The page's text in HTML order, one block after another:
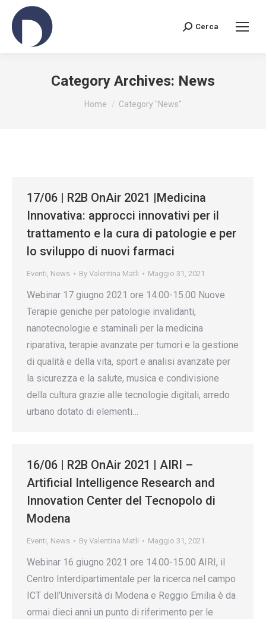
Search:
Cerca
Category Archives: News
You are here:
Home Category "News"
17/06 | R2B OnAir 2021 |Medicina
Innovativa: approcci innovativi per il
trattamento e la cura di patologie e per
lo sviluppo di nuovi farmaci
Eventi, News By Valentina Matli Maggio 31, 2021
Webinar 17 giugno 2021 ore 14.00-15.00 Nuove
Terapie geniche per patologie invalidanti,
nanotecnologie e staminali per la medicina
riparativa, terapie avanzate per tumori e la gestione
di qualità e della vita, sport e analisi avanzate per
la sicurezza e la salute, musica e condivisione
della cultura grazie alle tecnologie digitali, arredo
urbano dotato di elementi…
16/06 | R2B OnAir 2021 | AIRI –
Artificial Intelligence Research and
Innovation Center del Tecnopolo di
Modena
Eventi, News By Valentina Matli Maggio 31, 2021
Webinar 16 giugno 2021 ore 14.00-15.00 AIRI, il
Centro Interdipartimentale per la ricerca nel campo
ICT dell’Università di Modena e Reggio Emilia è da
ormai dieci anni un punto di riferimento per le